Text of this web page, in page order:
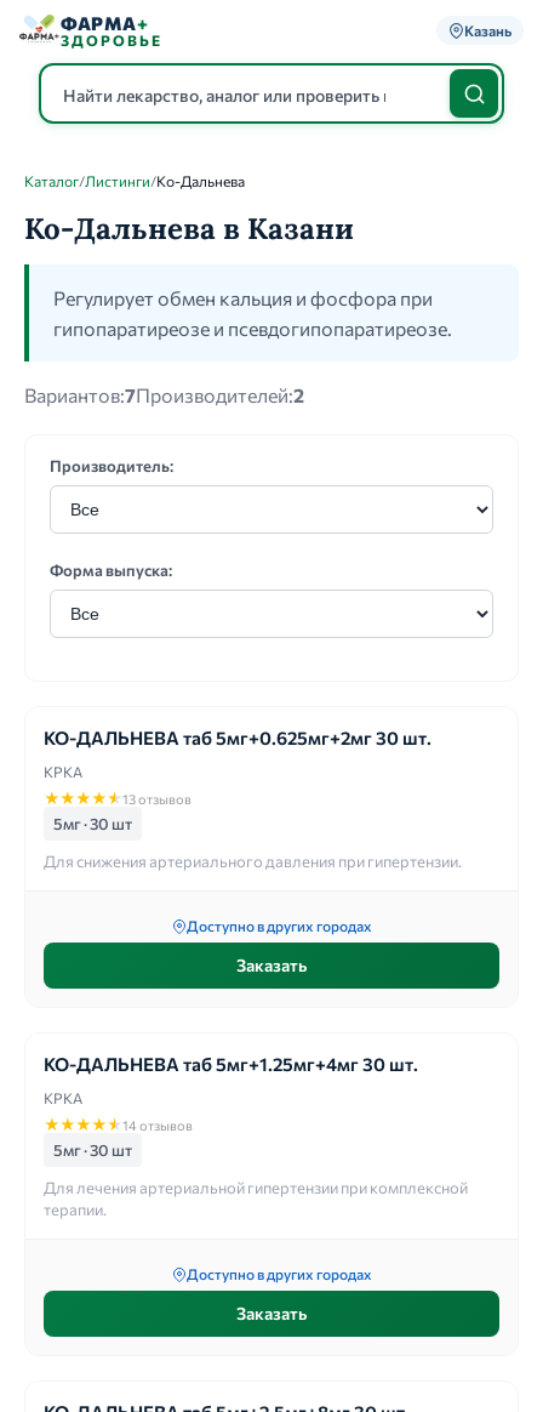
ФАРМА+
ЗДОРОВЬЕ
Казань
Каталог
Каталог/Листинги/Ко-Дальнева
Ко-Дальнева в Казани
Регулирует обмен кальция и фосфора при
гипопаратиреозе и псевдогипопаратиреозе.
Вариантов:7Производителей:2
Производитель:
Форма выпуска:
КО-ДАЛЬНЕВА таб 5мг+0.625мг+2мг 30 шт.
КРКА
★★★★★13 отзывов
5мг · 30 шт
Для снижения артериального давления при гипертензии.
Доступно в других городах
Заказать
КО-ДАЛЬНЕВА таб 5мг+1.25мг+4мг 30 шт.
КРКА
★★★★★14 отзывов
5мг · 30 шт
Для лечения артериальной гипертензии при комплексной
терапии.
Доступно в других городах
Заказать